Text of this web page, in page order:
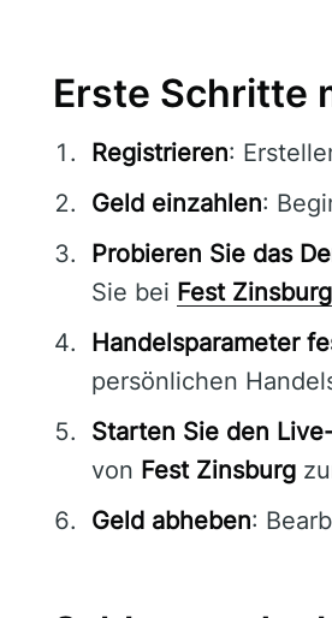
Erste Schritte
Registrieren:
Geld einzahlen:
Probieren Sie das
Sie bei Fest Zinsburg
Handelsparameter
persönlichen
Starten Sie den
von Fest Zinsburg
Geld abheben: